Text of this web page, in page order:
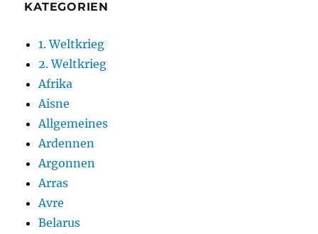
KATEGORIEN
1. Weltkrieg
2. Weltkrieg
Afrika
Aisne
Allgemeines
Ardennen
Argonnen
Arras
Avre
Belarus